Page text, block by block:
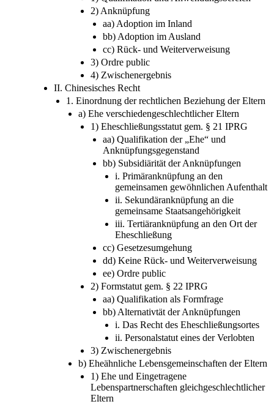
2) Anknüpfung
aa) Adoption im Inland
bb) Adoption im Ausland
cc) Rück- und Weiterverweisung
3) Ordre public
4) Zwischenergebnis
II. Chinesisches Recht
1. Einordnung der rechtlichen Beziehung der Eltern
a) Ehe verschiedengeschlechtlicher Eltern
1) Eheschließungsstatut gem. § 21 IPRG
aa) Qualifikation der „Ehe“ und
Anknüpfungsgegenstand
bb) Subsidiärität der Anknüpfungen
i. Primäranknüpfung an den
gemeinsamen gewöhnlichen Aufenthalt
ii. Sekundäranknüpfung an die
gemeinsame Staatsangehörigkeit
iii. Tertiäranknüpfung an den Ort der
Eheschließung
cc) Gesetzesumgehung
dd) Keine Rück- und Weiterverweisung
ee) Ordre public
2) Formstatut gem. § 22 IPRG
aa) Qualifikation als Formfrage
bb) Alternativtät der Anknüpfungen
i. Das Recht des Eheschließungsortes
ii. Personalstatut eines der Verlobten
3) Zwischenergebnis
b) Eheähnliche Lebensgemeinschaften der Eltern
1) Ehe und Eingetragene
Lebenspartnerschaften gleichgeschlechtlicher
Eltern